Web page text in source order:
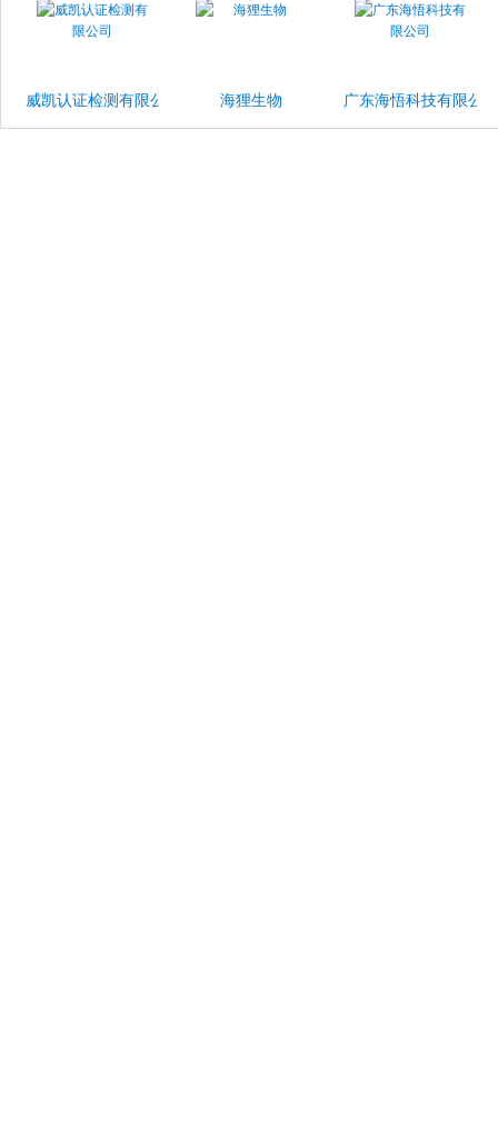
威凯认证检测有限公司 海狸生物 广东海悟科技有限公司